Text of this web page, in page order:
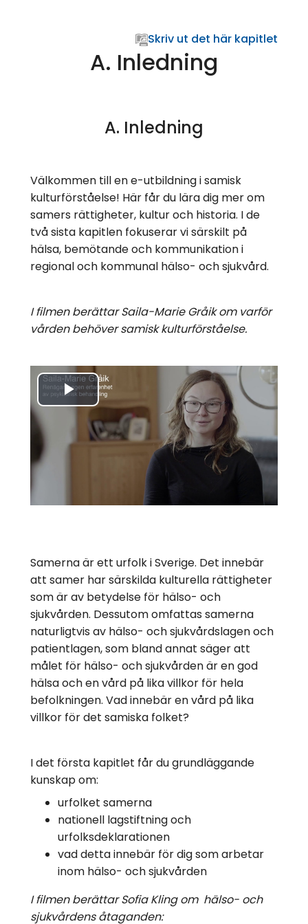
Skriv ut det här kapitlet
A. Inledning
A. Inledning
Välkommen till en e-utbildning i samisk
kulturförståelse! Här får du lära dig mer om
samers rättigheter, kultur och historia. I de
två sista kapitlen fokuserar vi särskilt på
hälsa, bemötande och kommunikation i
regional och kommunal hälso- och sjukvård.
I filmen berättar Saila-Marie Gråik om varför
vården behöver samisk kulturförståelse.
Spela
upp
Samerna är ett urfolk i Sverige. Det innebär
att samer har särskilda kulturella rättigheter
som är av betydelse för hälso- och
sjukvården. Dessutom omfattas samerna
naturligtvis av hälso- och sjukvårdslagen och
patientlagen, som bland annat säger att
målet för hälso- och sjukvården är en god
hälsa och en vård på lika villkor för hela
befolkningen. Vad innebär en vård på lika
villkor för det samiska folket?
I det första kapitlet får du grundläggande
kunskap om:
urfolket samerna
nationell lagstiftning och
urfolksdeklarationen
vad detta innebär för dig som arbetar
inom hälso- och sjukvården
I filmen berättar Sofia Kling om hälso- och
sjukvårdens åtaganden: